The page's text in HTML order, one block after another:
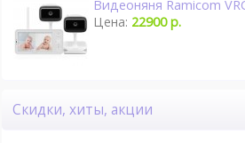
Видеоняня Ramicom
Цена: 22900 р.
Скидки, хиты, акции